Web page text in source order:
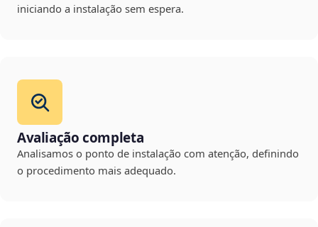
iniciando a instalação sem espera.
Avaliação completa
Analisamos o ponto de instalação com atenção, definindo
o procedimento mais adequado.